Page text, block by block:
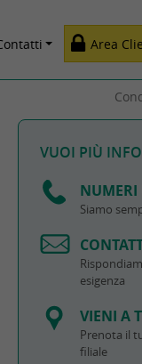
Area
VUOI PIÙ
NUMERI
Siamo
esigenza
VIENI A
Prenota il
filiale